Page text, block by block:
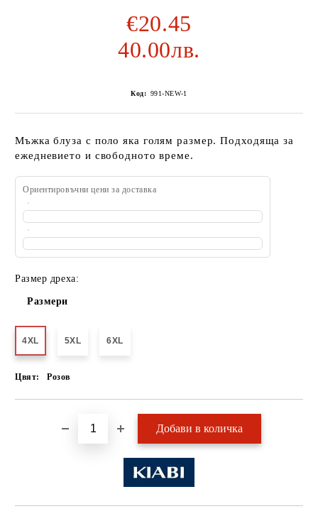
€20.45
40.00лв.
Код: 991-NEW-1
Мъжка блуза с поло яка голям размер. Подходяща за
ежедневието и свободното време.
Ориентировъчни цени за доставка
Размер дреха:
Размери
4XL 5XL 6XL
Цвят: Розов